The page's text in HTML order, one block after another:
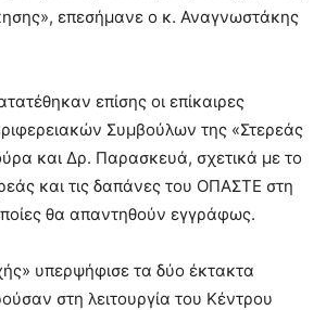
επεσήμανε ο κ. Αναγνωστάκης
επίσης οι επίκαιρες
Συμβούλων της «Στερεάς
και Δρ. Παρασκευά, σχετικά με το
και τις δαπάνες του ΟΠΑΣΤΕ στη
θα απαντηθούν εγγράφως.
υπερψήφισε τα δύο έκτακτα
στη λειτουργία του Κέντρου